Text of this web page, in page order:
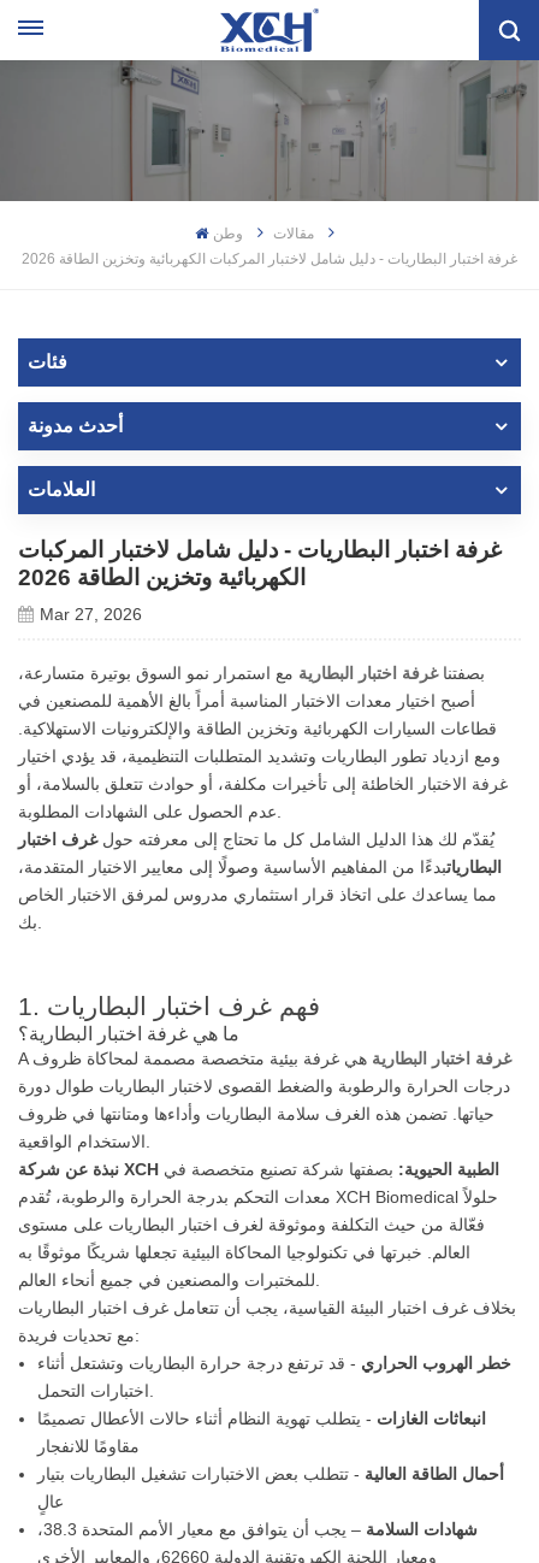
وطن
مقالات
غرفة اختبار البطاريات - دليل شامل لاختبار المركبات الكهربائية وتخزين الطاقة 2026
فئات
أحدث مدونة
العلامات
غرفة اختبار البطاريات - دليل شامل لاختبار المركبات
الكهربائية وتخزين الطاقة 2026
Mar 27, 2026
بصفتناغرفة اختبار البطارية مع استمرار نمو السوق بوتيرة متسارعة،
أصبح اختيار معدات الاختبار المناسبة أمراً بالغ الأهمية للمصنعين في
قطاعات السيارات الكهربائية وتخزين الطاقة والإلكترونيات الاستهلاكية.
ومع ازدياد تطور البطاريات وتشديد المتطلبات التنظيمية، قد يؤدي اختيار
غرفة الاختبار الخاطئة إلى تأخيرات مكلفة، أو حوادث تتعلق بالسلامة، أو
يُقدّم لك هذا الدليل الشامل كل ما تحتاج إلى معرفته حولغرف اختبار
البطارياتبدءًا من المفاهيم الأساسية وصولًا إلى معايير الاختيار المتقدمة،
مما يساعدك على اتخاذ قرار استثماري مدروس لمرفق الاختبار الخاص
1. فهم غرف اختبار البطاريات
ما هي غرفة اختبار البطارية؟
A غرفة اختبار البطارية هي غرفة بيئية متخصصة مصممة لمحاكاة ظروف
درجات الحرارة والرطوبة والضغط القصوى لاختبار البطاريات طوال دورة
حياتها. تضمن هذه الغرف سلامة البطاريات وأداءها ومتانتها في ظروف
نبذة عن شركة XCH الطبية الحيوية: بصفتها شركة تصنيع متخصصة في
معدات التحكم بدرجة الحرارة والرطوبة، تُقدم XCH Biomedical حلولاً
فعّالة من حيث التكلفة وموثوقة لغرف اختبار البطاريات على مستوى
العالم. خبرتها في تكنولوجيا المحاكاة البيئية تجعلها شريكًا موثوقًا به
بخلاف غرف اختبار البيئة القياسية، يجب أن تتعامل غرف اختبار البطاريات
مع تحديات فريدة:
خطر الهروب الحراري - قد ترتفع درجة حرارة البطاريات وتشتعل أثناء
انبعاثات الغازات - يتطلب تهوية النظام أثناء حالات الأعطال تصميمًا
مقاومًا للانفجار
أحمال الطاقة العالية - تتطلب بعض الاختبارات تشغيل البطاريات بتيار
عالٍ
شهادات السلامة
– يجب أن يتوافق مع معيار الأمم المتحدة 38.3،
ومعيار اللجنة الكهروتقنية الدولية 62660، والمعايير الأخرى